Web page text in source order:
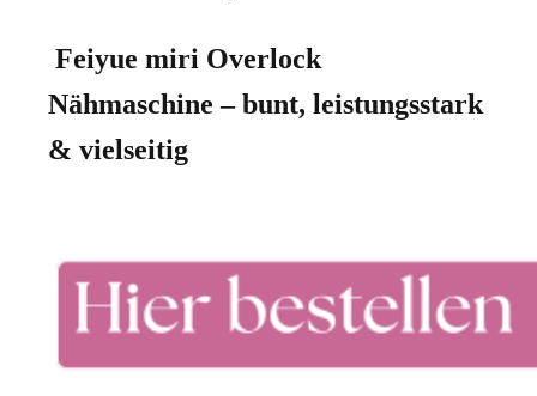
Feiyue miri Overlock
Nähmaschine – bunt, leistungsstark
& vielseitig